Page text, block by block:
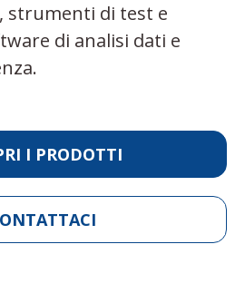
strumenti di test e
di analisi dati e
I PRODOTTI